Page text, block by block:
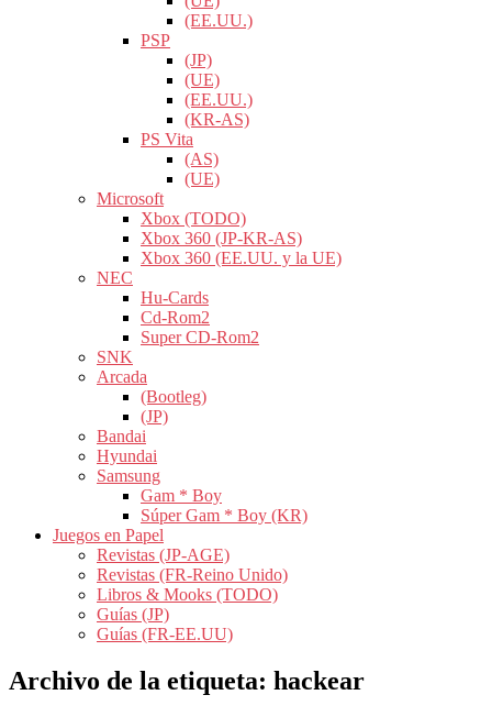
(EE.UU.)
PSP
(JP)
(UE)
(EE.UU.)
(KR-AS)
PS Vita
(AS)
(UE)
Microsoft
Xbox (TODO)
Xbox 360 (JP-KR-AS)
Xbox 360 (EE.UU. y la UE)
NEC
Hu-Cards
Cd-Rom2
Super CD-Rom2
SNK
Arcada
(Bootleg)
(JP)
Bandai
Hyundai
Samsung
Gam * Boy
Súper Gam * Boy (KR)
Juegos en Papel
Revistas (JP-AGE)
Revistas (FR-Reino Unido)
Libros & Mooks (TODO)
Guías (JP)
Guías (FR-EE.UU)
Archivo de la etiqueta: hackear